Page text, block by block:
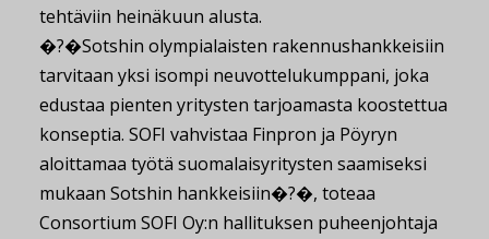
tehtäviin heinäkuun alusta.
�?�Sotshin olympialaisten rakennushankkeisiin
tarvitaan yksi isompi neuvottelukumppani, joka
edustaa pienten yritysten tarjoamasta koostettua
konseptia. SOFI vahvistaa Finpron ja Pöyryn
aloittamaa työtä suomalaisyritysten saamiseksi
mukaan Sotshin hankkeisiin�?�, toteaa
Consortium SOFI Oy:n hallituksen puheenjohtaja